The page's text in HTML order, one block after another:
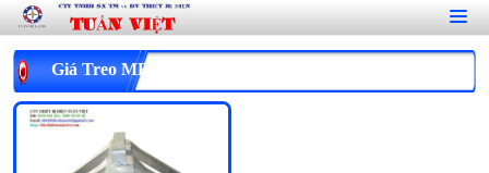
Giá Treo MBA 3 Pha (mba 37,5,50)